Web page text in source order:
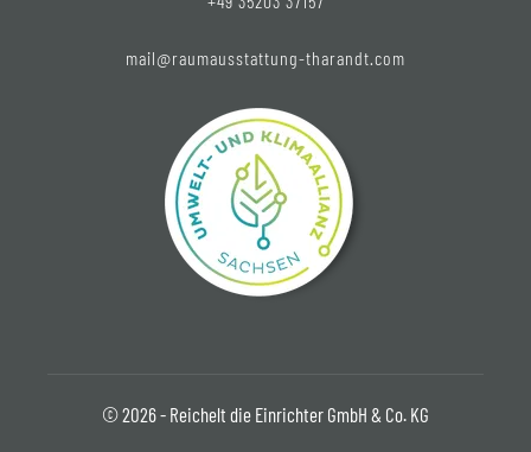
mail@raumausstattung-tharandt.com
© 2026 - Reichelt die Einrichter GmbH & Co. KG